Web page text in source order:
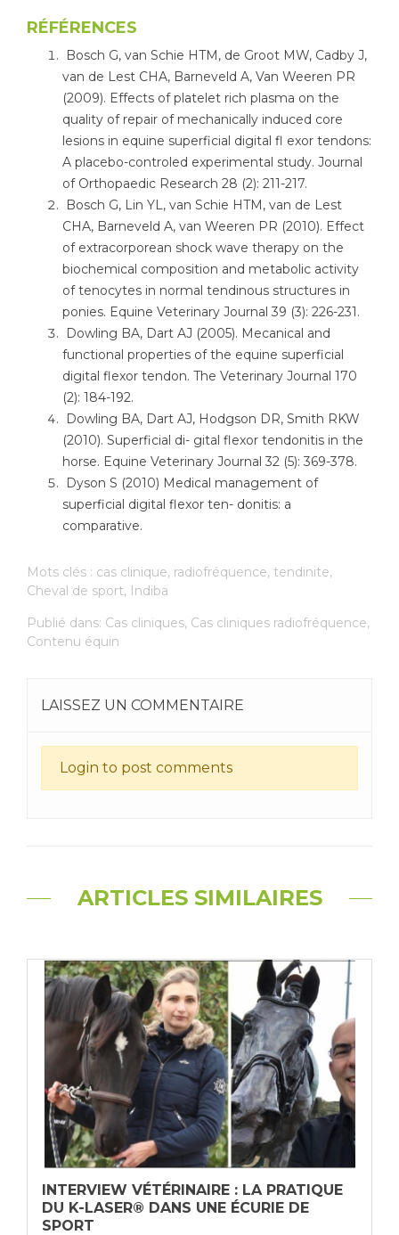
RÉFÉRENCES
Bosch G, van Schie HTM, de Groot MW, Cadby J,
van de Lest CHA, Barneveld A, Van Weeren PR
(2009). Effects of platelet rich plasma on the
quality of repair of mechanically induced core
lesions in equine superficial digital fl exor tendons:
A placebo-controled experimental study. Journal
of Orthopaedic Research 28 (2): 211-217.
Bosch G, Lin YL, van Schie HTM, van de Lest
CHA, Barneveld A, van Weeren PR (2010). Effect
of extracorporean shock wave therapy on the
biochemical composition and metabolic activity
of tenocytes in normal tendinous structures in
ponies. Equine Veterinary Journal 39 (3): 226-231.
Dowling BA, Dart AJ (2005). Mecanical and
functional properties of the equine superficial
digital flexor tendon. The Veterinary Journal 170
(2): 184-192.
Dowling BA, Dart AJ, Hodgson DR, Smith RKW
(2010). Superficial di- gital flexor tendonitis in the
horse. Equine Veterinary Journal 32 (5): 369-378.
Dyson S (2010) Medical management of
superficial digital flexor ten- donitis: a
comparative.
Mots clés : cas clinique, radiofréquence, tendinite,
Cheval de sport, Indiba
Publié dans: Cas cliniques, Cas cliniques radiofréquence,
Contenu équin
LAISSEZ UN COMMENTAIRE
Login to post comments
ARTICLES SIMILAIRES
INTERVIEW VÉTÉRINAIRE : LA PRATIQUE
DU K-LASER® DANS UNE ÉCURIE DE
SPORT